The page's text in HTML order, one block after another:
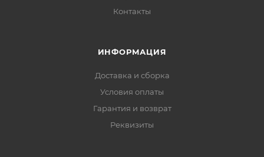
Контакты
ИНФОРМАЦИЯ
Доставка и сборка
Условия оплаты
Гарантия и возврат
Реквизиты